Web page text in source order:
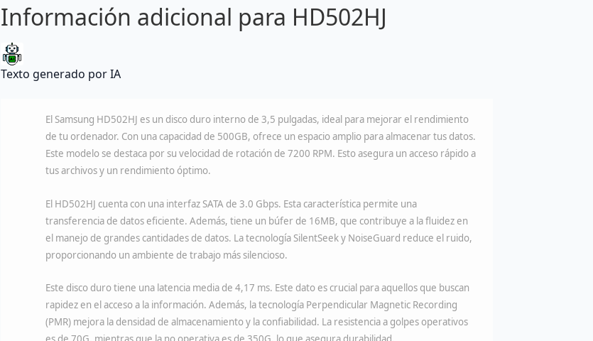
Información adicional para HD502HJ
Texto generado por IA
El Samsung HD502HJ es un disco duro interno de 3,5 pulgadas, ideal para mejorar el rendimiento
de tu ordenador. Con una capacidad de 500GB, ofrece un espacio amplio para almacenar tus datos.
Este modelo se destaca por su velocidad de rotación de 7200 RPM. Esto asegura un acceso rápido a
tus archivos y un rendimiento óptimo.
El HD502HJ cuenta con una interfaz SATA de 3.0 Gbps. Esta característica permite una
transferencia de datos eficiente. Además, tiene un búfer de 16MB, que contribuye a la fluidez en
el manejo de grandes cantidades de datos. La tecnología SilentSeek y NoiseGuard reduce el ruido,
proporcionando un ambiente de trabajo más silencioso.
Este disco duro tiene una latencia media de 4,17 ms. Este dato es crucial para aquellos que buscan
rapidez en el acceso a la información. Además, la tecnología Perpendicular Magnetic Recording
(PMR) mejora la densidad de almacenamiento y la confiabilidad. La resistencia a golpes operativos